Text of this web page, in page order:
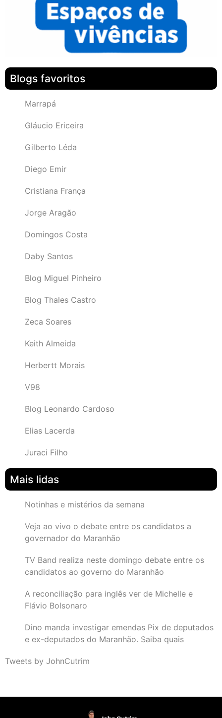
Blogs favoritos
Marrapá
Gláucio Ericeira
Gilberto Léda
Diego Emir
Cristiana França
Jorge Aragão
Domingos Costa
Daby Santos
Blog Miguel Pinheiro
Blog Thales Castro
Zeca Soares
Keith Almeida
Herbertt Morais
V98
Blog Leonardo Cardoso
Elias Lacerda
Juraci Filho
Mais lidas
Notinhas e mistérios da semana
Veja ao vivo o debate entre os candidatos a
governador do Maranhão
TV Band realiza neste domingo debate entre os
candidatos ao governo do Maranhão
A reconciliação para inglês ver de Michelle e
Flávio Bolsonaro
Dino manda investigar emendas Pix de deputados
e ex-deputados do Maranhão. Saiba quais
Tweets by JohnCutrim